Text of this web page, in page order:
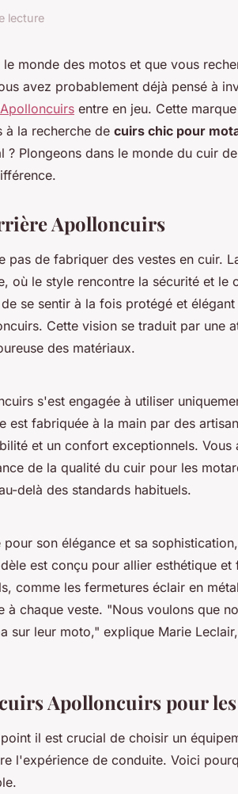
lecture
monde des motos et que vous
avez probablement déjà pensé à
Apolloncuirs entre en jeu. Cette
à la recherche de cuirs chic pour
? Plongeons dans le monde du cuir
Apolloncuirs
pas de fabriquer des vestes en cuir.
où le style rencontre la sécurité et le
se sentir à la fois protégé et
Cette vision se traduit par une
des matériaux.
s'est engagée à utiliser
est fabriquée à la main par des
et un confort exceptionnels.
de la qualité du cuir pour les
delà des standards habituels.
son élégance et sa
est conçu pour allier esthétique
comme les fermetures éclair en
à chaque veste. "Nous voulons que
sur leur moto," explique Marie
cuirs Apolloncuirs pour
il est crucial de choisir un
l'expérience de conduite. Voici